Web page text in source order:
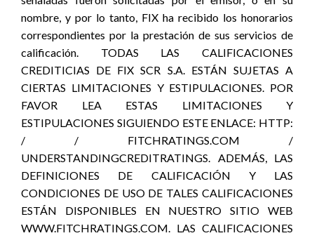
nombre, y por lo tanto, FIX ha recibido los honorarios
correspondientes por la prestación de sus servicios de
calificación. TODAS LAS CALIFICACIONES
CREDITICIAS DE FIX SCR S.A. ESTÁN SUJETAS A
CIERTAS LIMITACIONES Y ESTIPULACIONES. POR
FAVOR LEA ESTAS LIMITACIONES Y
ESTIPULACIONES SIGUIENDO ESTE ENLACE: HTTP:
/ / FITCHRATINGS.COM /
UNDERSTANDINGCREDITRATINGS. ADEMÁS, LAS
DEFINICIONES DE CALIFICACIÓN Y LAS
CONDICIONES DE USO DE TALES CALIFICACIONES
ESTÁN DISPONIBLES EN NUESTRO SITIO WEB
WWW.FITCHRATINGS.COM. LAS CALIFICACIONES